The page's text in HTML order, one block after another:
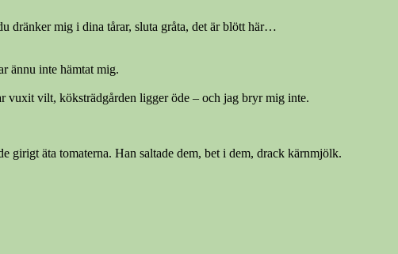
dränker mig i dina tårar, sluta gråta, det är blött här…
ännu inte hämtat mig.
vuxit vilt, köksträdgården ligger öde – och jag bryr mig inte.
girigt äta tomaterna. Han saltade dem, bet i dem, drack kärnmjölk.